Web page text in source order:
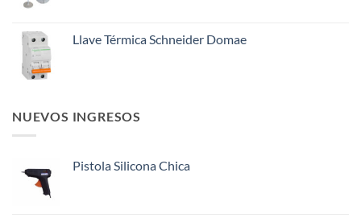
Llave Térmica Schneider Domae
NUEVOS INGRESOS
Pistola Silicona Chica